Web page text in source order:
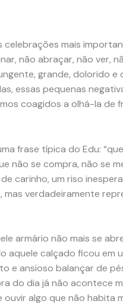
mais
não abraçar, não ver,
grande, dolorido e
essas pequenas
coagidos a olhá-la de
frase típica do Edu:
não se compra, não se
carinho, um riso
verdadeiramente
armário não mais se
aquele calçado ficou em
e ansioso balançar de
do dia já não acontece
algo que não habita